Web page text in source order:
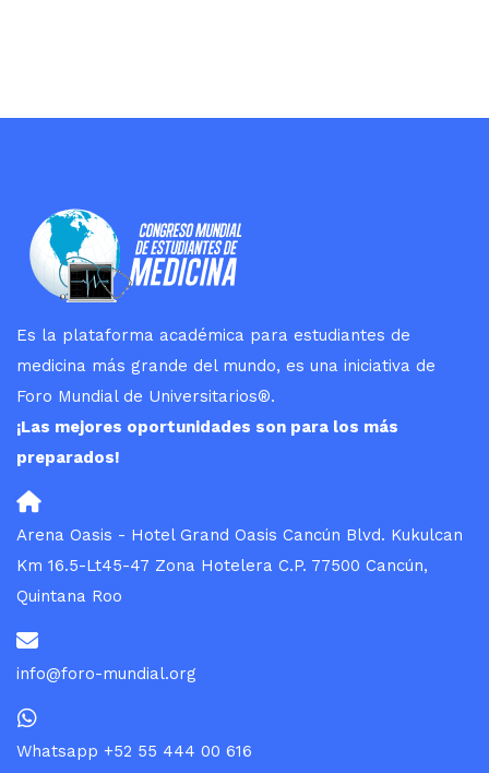
Es la plataforma académica para estudiantes de
medicina más grande del mundo, es una iniciativa de
Foro Mundial de Universitarios®.
¡Las mejores oportunidades son para los más
preparados!
Arena Oasis - Hotel Grand Oasis Cancún Blvd. Kukulcan
Km 16.5-Lt45-47 Zona Hotelera C.P. 77500 Cancún,
Quintana Roo
info@foro-mundial.org
Whatsapp +52 55 444 00 616